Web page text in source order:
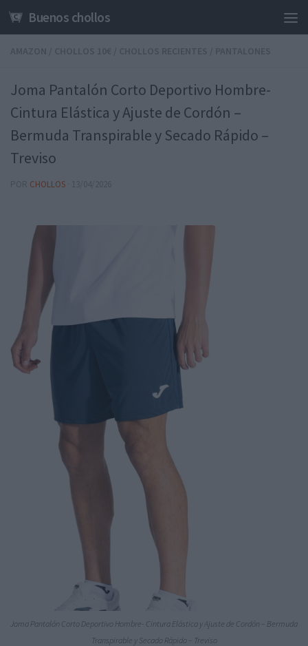
Saltar al contenido
Buenos chollos
Joma Pantalón Corto Deportivo Hombre-
Cintura Elástica y Ajuste de Cordón –
Bermuda Transpirable y Secado Rápido –
Treviso
CHOLLOS
Joma Pantalón Corto Deportivo Hombre- Cintura Elástica y Ajuste de Cordón – Bermuda
Transpirable y Secado Rápido – Treviso